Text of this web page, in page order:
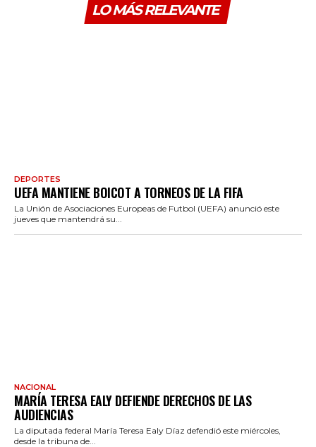
LO MÁS RELEVANTE
DEPORTES
UEFA MANTIENE BOICOT A TORNEOS DE LA FIFA
La Unión de Asociaciones Europeas de Futbol (UEFA) anunció este
jueves que mantendrá su...
NACIONAL
MARÍA TERESA EALY DEFIENDE DERECHOS DE LAS
AUDIENCIAS
La diputada federal María Teresa Ealy Díaz defendió este miércoles,
desde la tribuna de...